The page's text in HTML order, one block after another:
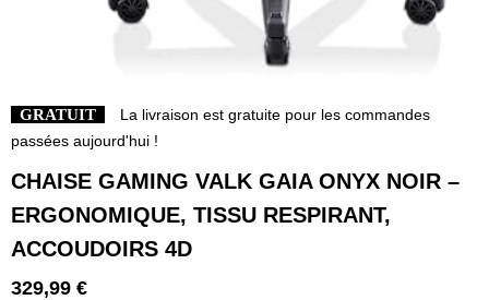
GRATUIT
La livraison est gratuite pour les commandes
passées aujourd'hui !
CHAISE GAMING VALK GAIA ONYX NOIR –
ERGONOMIQUE, TISSU RESPIRANT,
ACCOUDOIRS 4D
329,99 €